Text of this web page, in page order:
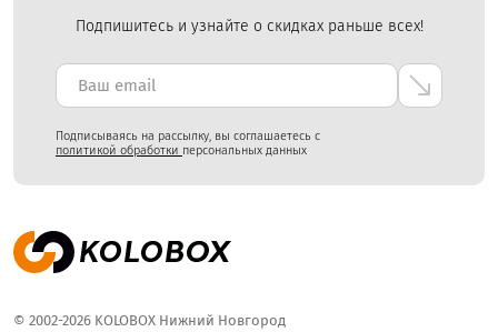
Подпишитесь и узнайте о скидках раньше всех!
Подписываясь на рассылку, вы соглашаетесь с
политикой обработки персональных данных
© 2002-2026 KOLOBOX Нижний Новгород